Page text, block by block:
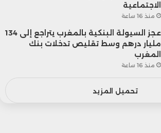
الاجتماعية
منذ 16 ساعة
عجز السيولة البنكية بالمغرب يتراجع إلى 134
مليار درهم وسط تقليص تدخلات بنك
المغرب
منذ 16 ساعة
تحميل المزيد